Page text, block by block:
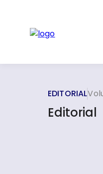
EDITORIAL
Editorial